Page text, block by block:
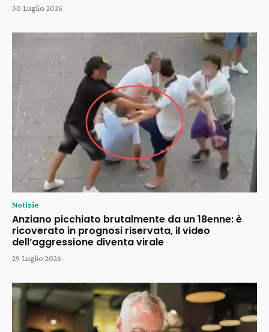
30 Luglio 2026
Notizie
Anziano picchiato brutalmente da un 18enne: è
ricoverato in prognosi riservata, il video
dell’aggressione diventa virale
29 Luglio 2026